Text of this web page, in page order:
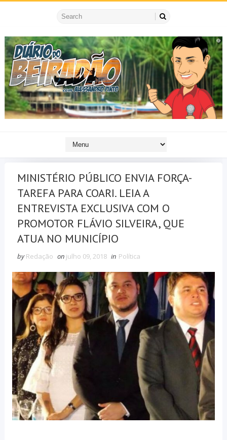
MINISTÉRIO PÚBLICO ENVIA FORÇA-
TAREFA PARA COARI. LEIA A
ENTREVISTA EXCLUSIVA COM O
PROMOTOR FLÁVIO SILVEIRA, QUE
ATUA NO MUNICÍPIO
by Redação on julho 09, 2018 in Política